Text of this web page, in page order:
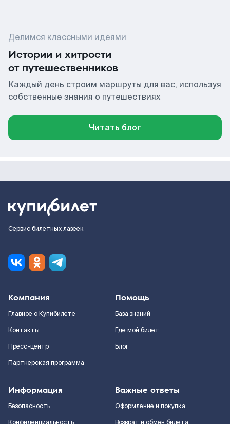
Делимся классными идеями
Истории и хитрости
от путешественников
Каждый день строим маршруты для вас, используя
собственные знания о путешествиях
Читать блог
Сервис билетных лазеек
Компания
Главное о Купибилете
Контакты
Пресс-центр
Партнерская программа
Помощь
База знаний
Где мой билет
Блог
Информация
Безопасность
Важные ответы
Оформление и покупка